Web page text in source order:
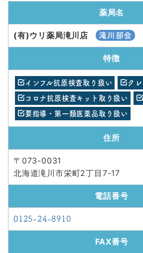
薬局名
(有)ウリ薬局滝川店 滝川部会
特徴
インフル抗原検査取り扱い ク
コロナ抗原検査キット取り扱い
要指導・第一類医薬品取り扱い
住所
〒073-0031
北海道滝川市栄町2丁目7-17
電話番号
0125-24-8910
FAX番号